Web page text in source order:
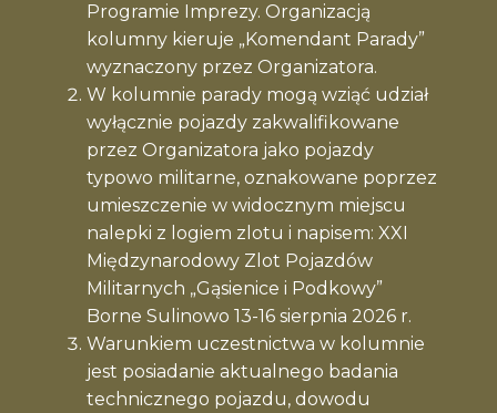
Programie Imprezy. Organizacją
kolumny kieruje „Komendant Parady”
wyznaczony przez Organizatora.
W kolumnie parady mogą wziąć udział
wyłącznie pojazdy zakwalifikowane
przez Organizatora jako pojazdy
typowo militarne, oznakowane poprzez
umieszczenie w widocznym miejscu
nalepki z logiem zlotu i napisem: XXI
Międzynarodowy Zlot Pojazdów
Militarnych „Gąsienice i Podkowy”
Borne Sulinowo 13-16 sierpnia 2026 r.
Warunkiem uczestnictwa w kolumnie
jest posiadanie aktualnego badania
technicznego pojazdu, dowodu